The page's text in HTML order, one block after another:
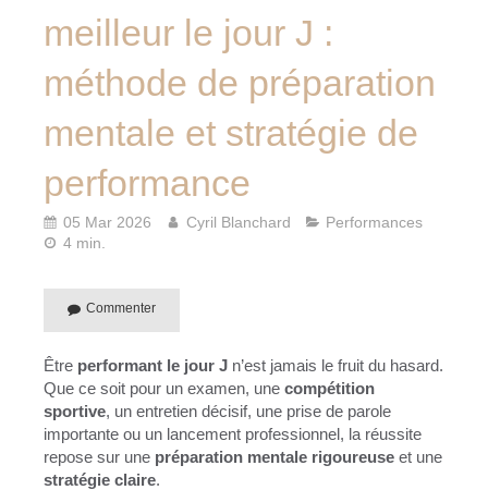
meilleur le jour J :
méthode de préparation
mentale et stratégie de
performance
05 Mar 2026 Cyril Blanchard
Performances
4 min.
Commenter
Être performant le jour J n’est jamais le fruit du hasard.
Que ce soit pour un examen, une compétition
sportive, un entretien décisif, une prise de parole
importante ou un lancement professionnel, la réussite
repose sur une préparation mentale rigoureuse et une
stratégie claire.